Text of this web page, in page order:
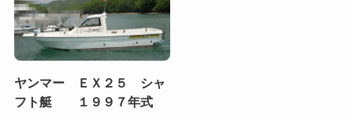
ヤンマー ＥＸ２５ シャ
フト艇 １９９７年式